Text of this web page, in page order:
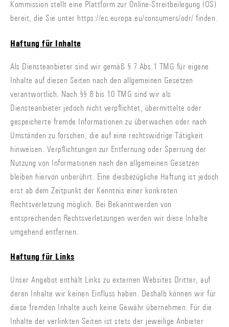
Kommission stellt eine Plattform zur Online-Streitbeilegung (OS)
bereit, die Sie unter https://ec.europa.eu/consumers/odr/ finden.
Haftung für Inhalte
Als Diensteanbieter sind wir gemäß § 7 Abs.1 TMG für eigene
Inhalte auf diesen Seiten nach den allgemeinen Gesetzen
verantwortlich. Nach §§ 8 bis 10 TMG sind wir als
Diensteanbieter jedoch nicht verpflichtet, übermittelte oder
gespeicherte fremde Informationen zu überwachen oder nach
Umständen zu forschen, die auf eine rechtswidrige Tätigkeit
hinweisen. Verpflichtungen zur Entfernung oder Sperrung der
Nutzung von Informationen nach den allgemeinen Gesetzen
bleiben hiervon unberührt. Eine diesbezügliche Haftung ist jedoch
erst ab dem Zeitpunkt der Kenntnis einer konkreten
Rechtsverletzung möglich. Bei Bekanntwerden von
entsprechenden Rechtsverletzungen werden wir diese Inhalte
umgehend entfernen.
Haftung für Links
Unser Angebot enthält Links zu externen Websites Dritter, auf
deren Inhalte wir keinen Einfluss haben. Deshalb können wir für
diese fremden Inhalte auch keine Gewähr übernehmen. Für die
Inhalte der verlinkten Seiten ist stets der jeweilige Anbieter